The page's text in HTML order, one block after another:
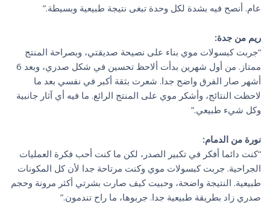
عام. أنصح فيه بشدة لكل وحدة تبغى نتيجة طبيعية وبسيطة.”
ريم من جدة:
“جربت كبسولات موي بناء على نصيحة صديقتي، وبصراحة المنتج
ممتاز. من أول شهرين بدأت ألاحظ تحسين في شكل صدري، وبعد 6
أشهر صار الفرق واضح جدا. شعرت بثقة أكبر في نفسي بعد ما
لاحظت النتائج، وأشكر موي على المنتج الرائع. ما فيه أي آثار جانبية
وكل شيء طبيعي.”
نورة من الدمام:
“كنت دائما أفكر في تكبير الصدر، لكن ما كنت أحب فكرة العمليات
الجراحية. جربت كبسولات موي وكنت مرتاحة جدا لأن كل المكونات
طبيعية. النتيجة واضحة، وحبيت كيف صارت بشرتي أكثر مرونة وحجم
صدري زاد بطريقة طبيعية جدا. جربوها، ما راح تندمون.”